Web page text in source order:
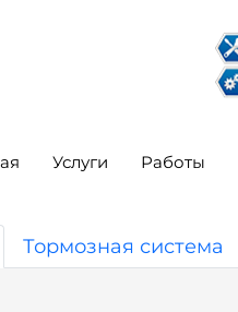
Услуги Работы
Тормозная система